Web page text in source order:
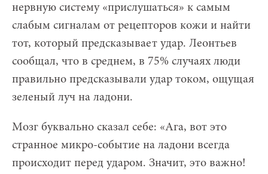
нервную систему «прислушаться» к самым
слабым сигналам от рецепторов кожи и найти
тот, который предсказывает удар. Леонтьев
сообщал, что в среднем, в 75% случаях люди
правильно предсказывали удар током, ощущая
зеленый луч на ладони.
Мозг буквально сказал себе: «Ага, вот это
странное микро-событие на ладони всегда
происходит перед ударом. Значит, это важно!